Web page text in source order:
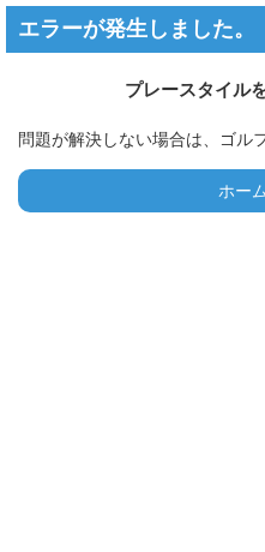
エラーが発生しました。
プレースタイル
問題が解決しない場合は、ゴル
ホー